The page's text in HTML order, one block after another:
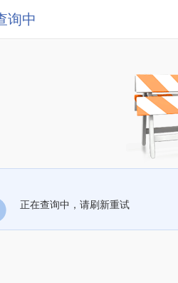
询中
正在查询中，请刷新重试